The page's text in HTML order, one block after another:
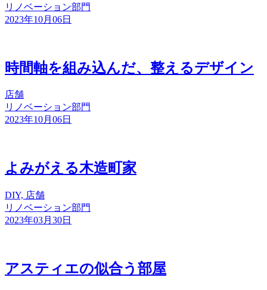
リノベーション部門
2023年10月06日
時間軸を組み込んだ、整えるデザイン
店舗
リノベーション部門
2023年10月06日
よみがえる木造町家
DIY, 店舗
リノベーション部門
2023年03月30日
アスティエの似合う部屋